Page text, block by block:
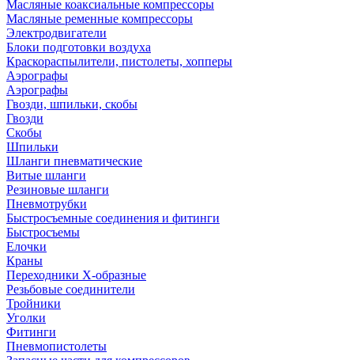
Масляные коаксиальные компрессоры
Масляные ременные компрессоры
Электродвигатели
Блоки подготовки воздуха
Краскораспылители, пистолеты, хопперы
Аэрографы
Аэрографы
Гвозди, шпильки, скобы
Гвозди
Скобы
Шпильки
Шланги пневматические
Витые шланги
Резиновые шланги
Пневмотрубки
Быстросъемные соединения и фитинги
Быстросъемы
Елочки
Краны
Переходники Х-образные
Резьбовые соединители
Тройники
Уголки
Фитинги
Пневмопистолеты